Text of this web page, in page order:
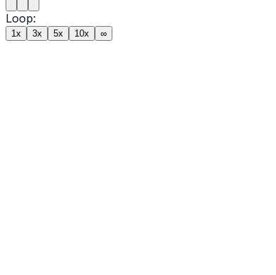
Loop:
1x 3x 5x 10x ∞